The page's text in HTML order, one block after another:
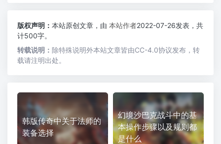
版权声明： 本站原创文章，由 本站作者2022-07-26发表，共
计500字。
转载说明： 除特殊说明外本站文章皆由CC-4.0协议发布，转
载请注明出处。
韩版传奇中关于法师的
装备选择
幻境沙巴克战斗中的基
本操作步骤以及规则都
是什么